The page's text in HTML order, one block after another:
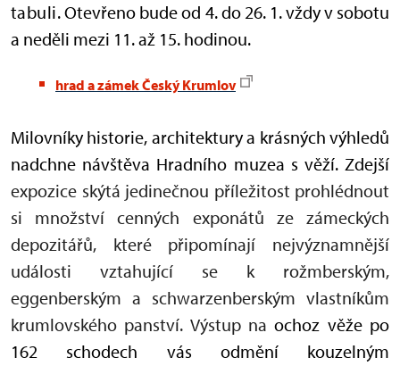
tabuli.Otevřeno bude od 4. do 26. 1. vždy v sobotu
a neděli mezi 11. až 15. hodinou.
hrad a zámek Český Krumlov
Milovníky historie, architektury a krásných výhledů
nadchne návštěva Hradního muzea s věží. Zdejší
expozice skýtá jedinečnou příležitost prohlédnout
si množství cenných exponátů ze zámeckých
depozitářů, které připomínají nejvýznamnější
události vztahující se k rožmberským,
eggenberským a schwarzenberským vlastníkům
krumlovského panství. Výstup na ochoz věže po
162 schodech vás odmění kouzelným